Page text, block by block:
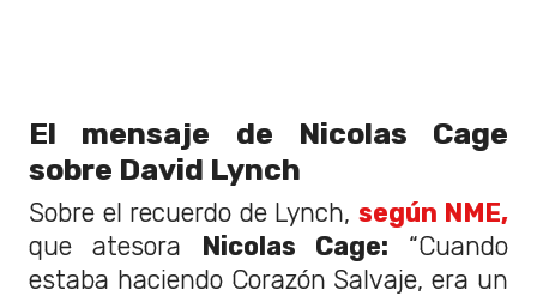
El mensaje de Nicolas Cage
sobre David Lynch
Sobre el recuerdo de Lynch, según NME,
que atesora Nicolas Cage: “Cuando
estaba haciendo Corazón Salvaje, era un